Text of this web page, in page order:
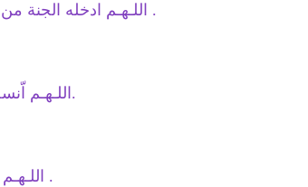
اللـهـم ادخله الجنة من غير مناقشة حساب ولا سابقة عذاب .
اللـهـم اّنسه في وحدته وفي وحشته وفي غربته.
اللـهـم انزله منزلاً مباركا وانت خير المنزلين .